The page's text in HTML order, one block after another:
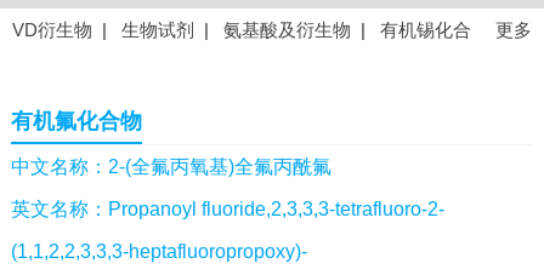
更多
VD衍生物 | 生物试剂 | 氨基酸及衍生物 | 有机锡化合
间体|抗高血压药物中间体
感染药物中间体|
体 |抗精神病药物中间体|抗炎药物中间体
药中间体|其他原料药中间体|
有机氟化合物
中文名称：2-(全氟丙氧基)全氟丙酰氟
英文名称：Propanoyl fluoride,2,3,3,3-tetrafluoro-2-
(1,1,2,2,3,3,3-heptafluoropropoxy)-